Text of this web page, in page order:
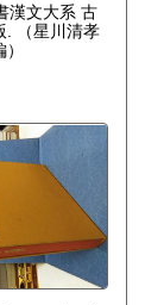
漢文大系 古
（星川清孝